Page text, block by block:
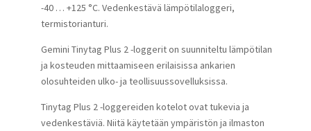
-40 … +125 °C. Vedenkestävä lämpötilaloggeri,
termistorianturi.
Gemini Tinytag Plus 2 -loggerit on suunniteltu lämpötilan
ja kosteuden mittaamiseen erilaisissa ankarien
olosuhteiden ulko- ja teollisuussovelluksissa.
Tinytag Plus 2 -loggereiden kotelot ovat tukevia ja
vedenkestäviä. Niitä käytetään ympäristön ja ilmaston